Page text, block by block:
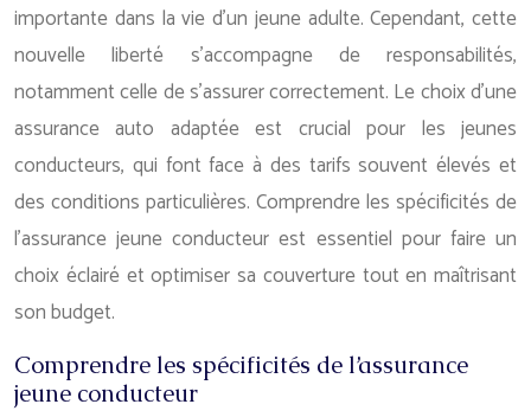
importante dans la vie d’un jeune adulte. Cependant, cette
nouvelle liberté s’accompagne de responsabilités,
notamment celle de s’assurer correctement. Le choix d’une
assurance auto adaptée est crucial pour les jeunes
conducteurs, qui font face à des tarifs souvent élevés et
des conditions particulières. Comprendre les spécificités de
l’assurance jeune conducteur est essentiel pour faire un
choix éclairé et optimiser sa couverture tout en maîtrisant
son budget.
Comprendre les spécificités de l’assurance
jeune conducteur